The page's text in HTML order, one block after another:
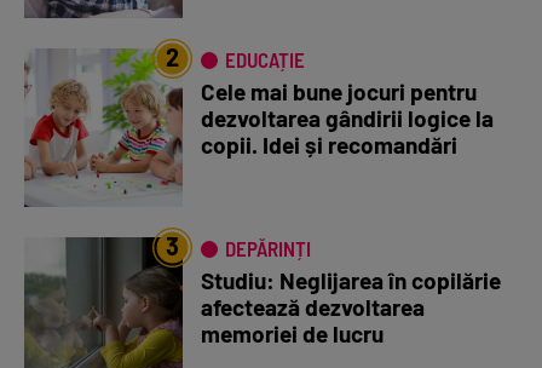
2 EDUCAȚIE
Cele mai bune jocuri pentru
dezvoltarea gândirii logice la
copii. Idei și recomandări
3 DEPĂRINȚI
Studiu: Neglijarea în copilărie
afectează dezvoltarea
memoriei de lucru